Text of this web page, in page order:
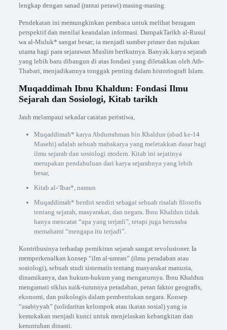
lengkap dengan sanad (rantai perawi) masing-masing.
Pendekatan ini memungkinkan pembaca untuk melihat beragam
perspektif dan menilai keandalan informasi. DampakTarikh al-Rusul
wa al-Muluk* sangat besar; ia menjadi sumber primer dan rujukan
utama bagi para sejarawan Muslim berikutnya. Banyak karya sejarah
yang lebih baru dibangun di atas fondasi yang diletakkan oleh Ath-
Thabari, menjadikannya tonggak penting dalam historiografi Islam.
Muqaddimah Ibnu Khaldun: Fondasi Ilmu
Sejarah dan Sosiologi, Kitab tarikh
Jauh melampaui sekadar catatan peristiwa,
Muqaddimah* karya Abdurrahman bin Khaldun (abad ke-14
Masehi) adalah sebuah mahakarya yang meletakkan dasar bagi
ilmu sejarah dan sosiologi modern. Kitab ini sejatinya
merupakan pendahuluan dari karya sejarahnya yang lebih
besar,
Kitab al-‘Ibar*, namun
Muqaddimah* berdiri sendiri sebagai sebuah risalah filosofis
tentang sejarah, masyarakat, dan negara. Ibnu Khaldun tidak
hanya mencatat “apa yang terjadi”, tetapi juga berusaha
memahami “mengapa itu terjadi”.
Kontribusinya terhadap pemikiran sejarah sangat revolusioner. Ia
memperkenalkan konsep “ilm al-umran” (ilmu peradaban atau
sosiologi), sebuah studi sistematis tentang masyarakat manusia,
dinamikanya, dan hukum-hukum yang mengaturnya. Ibnu Khaldun
mengamati siklus naik-turunnya peradaban, peran faktor geografis,
ekonomi, dan psikologis dalam pembentukan negara. Konsep
“asabiyyah” (solidaritas kelompok atau ikatan sosial) yang ia
kemukakan menjadi kunci untuk menjelaskan kebangkitan dan
keruntuhan dinasti.